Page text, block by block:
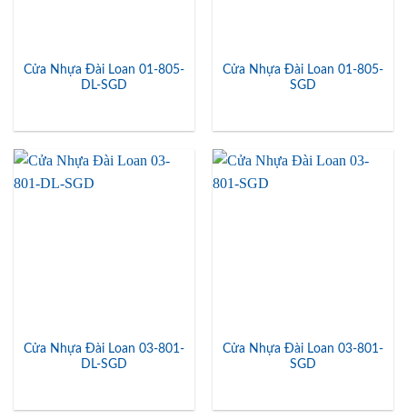
Cửa Nhựa Đài Loan 01-805-
DL-SGD
Cửa Nhựa Đài Loan 01-805-
SGD
Cửa Nhựa Đài Loan 03-801-
DL-SGD
Cửa Nhựa Đài Loan 03-801-
SGD